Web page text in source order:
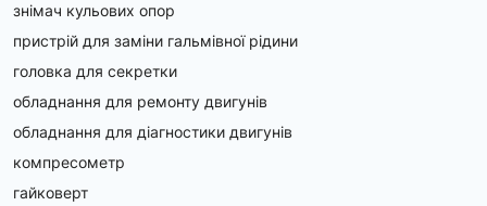
знімач кульових опор
пристрій для заміни гальмівної рідини
головка для секретки
обладнання для ремонту двигунів
обладнання для діагностики двигунів
компресометр
гайковерт